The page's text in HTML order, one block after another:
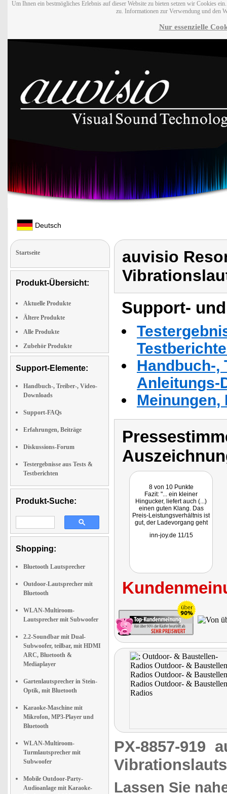
Um Ihnen ein bestmögliches Erlebnis auf dieser Website zu bieten setzen wir Cookies
zu. Informationen zur Verwendung und den
Nur essenzielle
Deutsch
Startseite
Produkt-Übersicht:
Aktuelle Produkte
Ältere Produkte
Alle Produkte
Zubehör Produkte
Support-Elemente:
Handbuch-, Treiber-, Video-
Downloads
Support-FAQs
Erfahrungen, Beiträge
Diskussions-Forum
Testergebnisse aus Tests &
Testberichten
Produkt-Suche:
Shopping:
Bluetooth Lautsprecher
Outdoor-Lautsprecher mit
Bluetooth
WLAN-Multiroom-
Lautsprecher mit Subwoofer
2.2-Soundbar mit Dual-
Subwoofer, teilbar, mit HDMI
ARC, Bluetooth &
Mediaplayer
Gartenlautsprecher in Stein-
Optik, mit Bluetooth
Karaoke-Maschine mit
Mikrofon, MP3-Player und
Bluetooth
WLAN-Multiroom-
Turmlautsprecher mit
Subwoofer
Mobile Outdoor-Party-
Audioanlage mit Karaoke-
auvisio
Support-
Handbuch-,
Anleitungs-
8 von 10 Punkte
Fazit: "... ein kleiner
Hingucker, liefert auch (...)
einen guten Klang. Das
Preis-Leistungsverhältnis ist
gut, der Ladevorgang geht
inn-joy.de 11/15
PX-8857-919
Lassen Sie